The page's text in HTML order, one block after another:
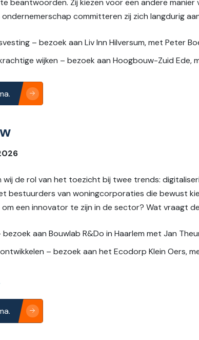
beantwoorden. Zij kiezen voor een andere
committeren zij zich langdurig
– bezoek aan Liv Inn Hilversum, met Peter
wijken – bezoek aan Hoogbouw-Zuid
de rol van het toezicht bij twee trends:
bestuurders van woningcorporaties die bewust
een innovator te zijn in de sector? Wat vraagt
bezoek aan Bouwlab R&Do in Haarlem met Jan
– bezoek aan het Ecodorp Klein Oers,